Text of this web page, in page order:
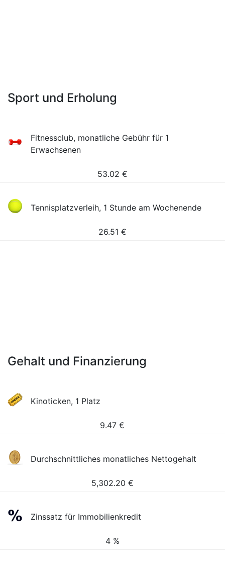
Sport und Erholung
Fitnessclub, monatliche Gebühr für 1
Erwachsenen
53.02 €
Tennisplatzverleih, 1 Stunde am Wochenende
26.51 €
Gehalt und Finanzierung
Kinoticken, 1 Platz
9.47 €
Durchschnittliches monatliches Nettogehalt
5,302.20 €
Zinssatz für Immobilienkredit
4 %